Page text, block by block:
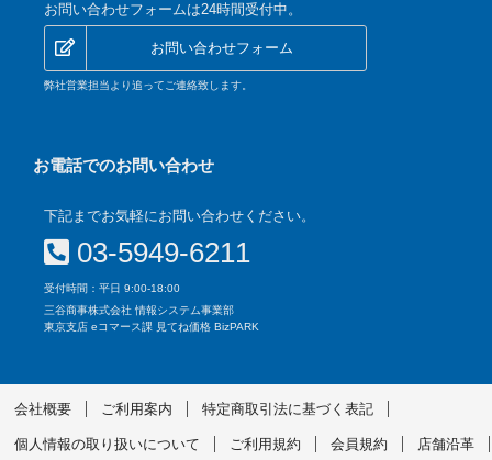
お問い合わせフォームは24時間受付中。
お問い合わせフォーム
弊社営業担当より追ってご連絡致します。
お電話でのお問い合わせ
下記までお気軽にお問い合わせください。
03-5949-6211
受付時間：平日 9:00-18:00
三谷商事株式会社 情報システム事業部
東京支店 eコマース課 見てね価格 BizPARK
会社概要 ご利用案内 特定商取引法に基づく表記
個人情報の取り扱いについて ご利用規約 会員規約 店舗沿革